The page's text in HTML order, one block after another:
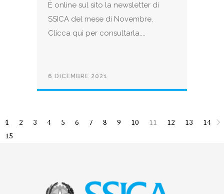
È online sul sito la newsletter di
SSICA del mese di Novembre.
Clicca qui per consultarla....
6 DICEMBRE 2021
1 2 3 4 5 6 7 8 9 10 11 12 13
14
15